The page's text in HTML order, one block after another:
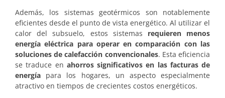
Además, los sistemas geotérmicos son notablemente
eficientes desde el punto de vista energético. Al utilizar el
calor del subsuelo, estos sistemas requieren menos
energía eléctrica para operar en comparación con las
soluciones de calefacción convencionales. Esta eficiencia
se traduce en ahorros significativos en las facturas de
energía para los hogares, un aspecto especialmente
atractivo en tiempos de crecientes costos energéticos.